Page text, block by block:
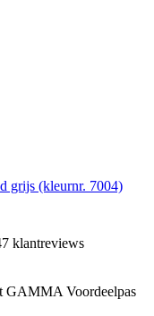
grijs (kleurnr. 7004)
klantreviews
GAMMA Voordeelpas